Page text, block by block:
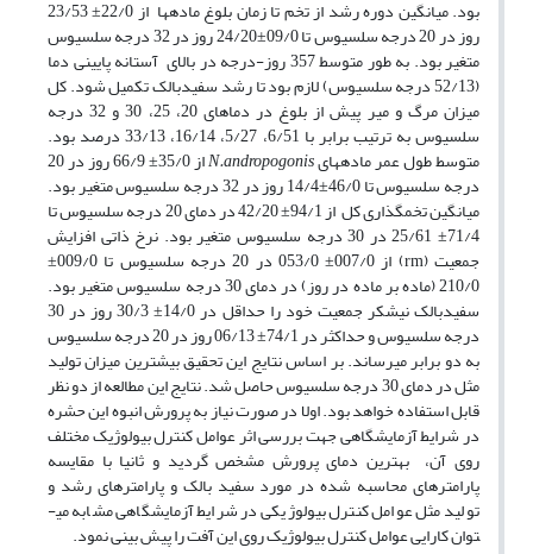
بود. میانگین دوره رشد از تخم تا زمان بلوغ ماده­ها از 22/0± 23/53
روز در 20 درجه سلسیوس تا 09/0±24/20 روز در 32 درجه سلسیوس
متغیر بود. به طور متوسط 357 روز-درجه در بالای آستانه پایینی دما
(52/13 درجه سلسیوس) لازم بود تا رشد سفیدبالک تکمیل شود. کل
میزان مرگ­ و میر پیش از بلوغ در دماهای 20، 25، 30 و 32 درجه
سلسیوس به ترتیب برابر با 6/51، 5/27، 16/14، 33/13 درصد بود.
متوسط طول عمر ماده­هایN.andropogonis از 35/0± 66/9 روز در 20
درجه سلسیوس تا 46/0±14/4 روز در 32 درجه سلسیوس متغیر بود.
میانگین تخمگذاری کل از 94/1± 42/20 در دمای 20 درجه سلسیوس تا
71/4± 25/61 در 30 درجه سلسیوس متغیر بود. نرخ ذاتی افزایش
جمعیت (rm) از 007/0± 053/0 در 20 درجه سلسیوس تا 009/0±
210/0 (ماده بر ماده در روز) در دمای 30 درجه سلسیوس متغیر بود.
سفیدبالک نیشکر جمعیت خود را حداقل در 14/0± 30/3 روز در 30
درجه سلسیوس و حداکثر در 74/1± 06/13 روز در 20 درجه سلسیوس
به دو برابر می­رساند. بر اساس نتایج این تحقیق بیشترین میزان تولید
مثل در دمای 30 درجه سلسیوس حاصل شد. نتایج این مطالعه از دو نظر
قابل استفاده خواهد بود. اولا در صورت نیاز به پرورش انبوه این حشره
در شرایط آزمایشگاهی جهت بررسی اثر عوامل کنترل بیولوژیک مختلف
روی آن، بهترین دمای پرورش مشخص گردید و ثانیا با مقایسه
پارامترهای محاسبه شده در مورد سفید بالک و پارامترهای رشد و
تولید مثل عوامل کنترل بیولوژیکی در شرایط آزمایشگاهی مشابه می­
توان کارایی عوامل کنترل بیولوژیک روی این آفت را پیش بینی نمود.